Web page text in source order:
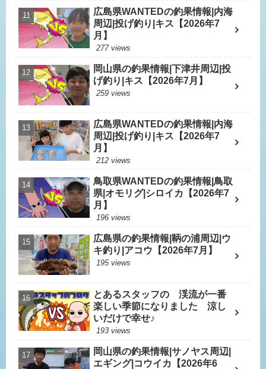
広島県WANTEDの釣果情報|内海
周辺|投げ釣り|キス【2026年7
月】
277 views
岡山県の釣果情報|下津井周辺|投
げ釣り|キス【2026年7月】
259 views
広島県WANTEDの釣果情報|内海
周辺|投げ釣り|キス【2026年7
月】
212 views
鳥取県WANTEDの釣果情報|鳥取
県|オモリグ|シロイカ【2026年7
月】
196 views
広島県の釣果情報|鞆の浦周辺|ウ
キ釣り|アコウ【2026年7月】
195 views
とあるスタッフの 渓流が一番
楽しい季節になりました 涼し
いだけで幸せ♪
193 views
岡山県の釣果情報|サノヤス周辺|
エギング|コウイカ【2026年6